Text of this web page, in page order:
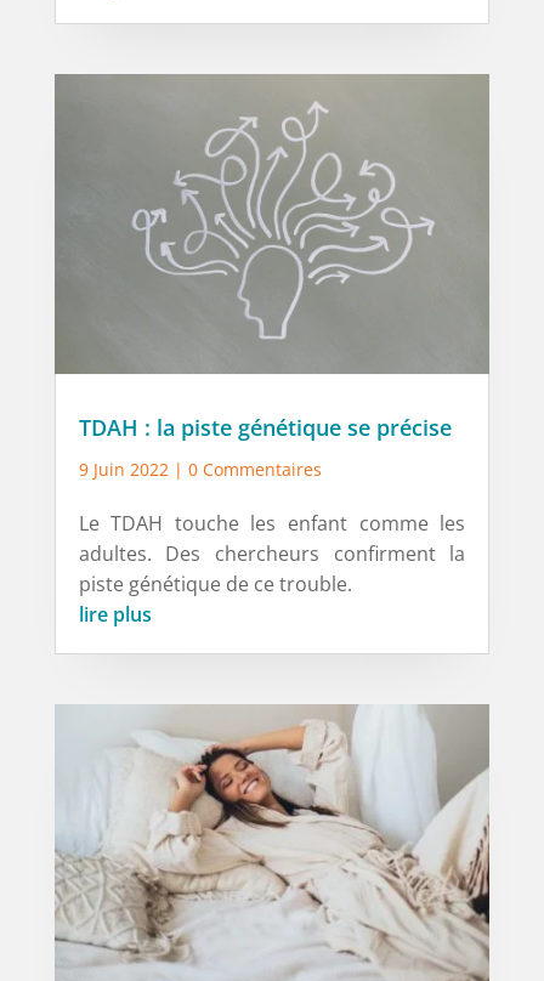
TDAH : la piste génétique se précise
9 Juin 2022 | 0 Commentaires
Le TDAH touche les enfant comme les
adultes. Des chercheurs confirment la
piste génétique de ce trouble.
lire plus